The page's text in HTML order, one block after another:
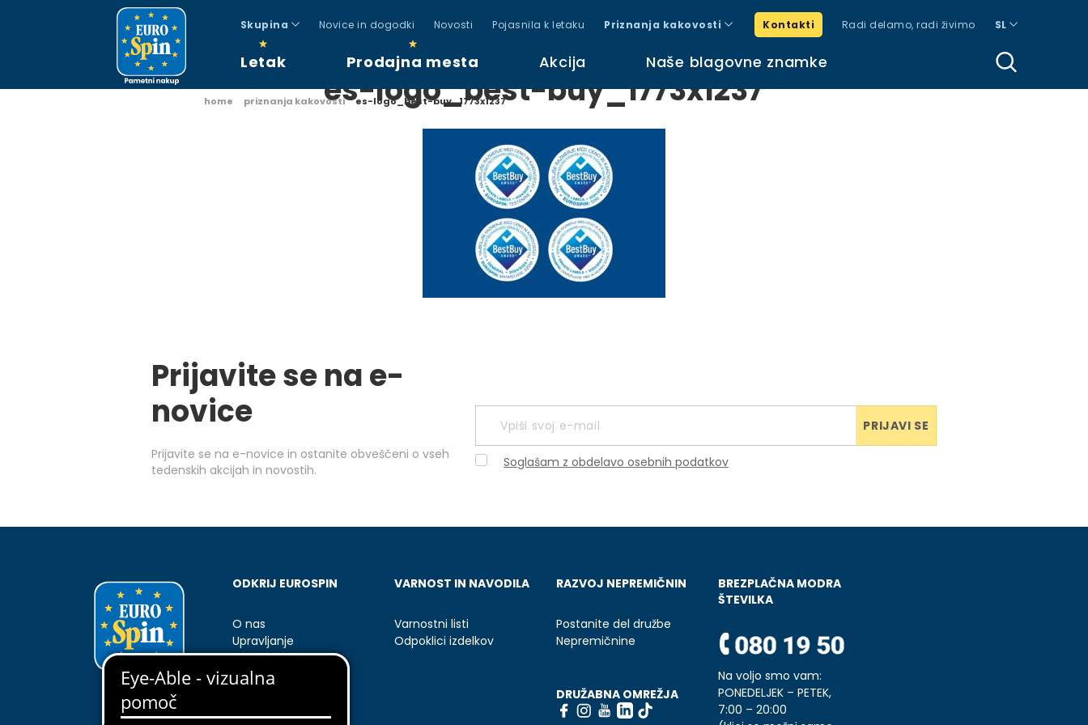
Skupina Novice in dogodki Novosti Pojasnila k letaku Priznanja kakovosti Kontakti Radi delamo, radi živimo SL
Letak Prodajna mesta Akcija Naše blagovne znamke
home priznanja kakovosti es-logo_best-buy_1773x1237
es-logo_best-buy_1773x1237
Prijavite se na e-
novice
Prijavite se na e-novice in ostanite obveščeni o vseh
tedenskih akcijah in novostih.
PRIJAVI SE
Soglašam z obdelavo osebnih podatkov
ODKRIJ EUROSPIN
O nas
Upravljanje
Nova otvoritev
Kontakti
VARNOST IN NAVODILA
Varnostni listi
Odpoklici izdelkov
RAZVOJ NEPREMIČNIN
Postanite del družbe
Nepremičnine
DRUŽABNA OMREŽJA
BREZPLAČNA MODRA
ŠTEVILKA
Na voljo smo vam:
PONEDELJEK – PETEK,
7:00 – 20:00